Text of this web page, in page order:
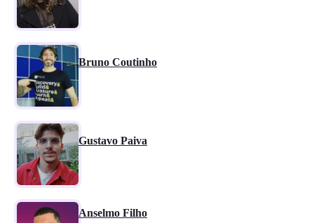
Bruno Coutinho
Gustavo Paiva
Anselmo Filho